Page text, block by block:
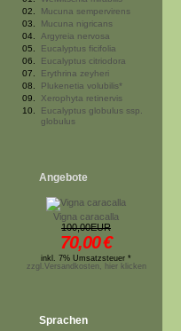
02.
Mucuna sempervirens
03.
Mucuna nigricans
04.
Argyreia nervosa
05.
Eucalyptus ficifolia
06.
Eucalyptus citriodora
07.
Erythrina zeyheri
08.
Plukenetia volubilis*
09.
Xerophyta retinervis
10.
Eucalyptus globulus ssp.
globulus
Angebote
Vigna caracalla
100,00EUR
70,00€
inkl. 7% Umsatzsteuer *
zzgl.Versandkosten, hier klicken
Sprachen